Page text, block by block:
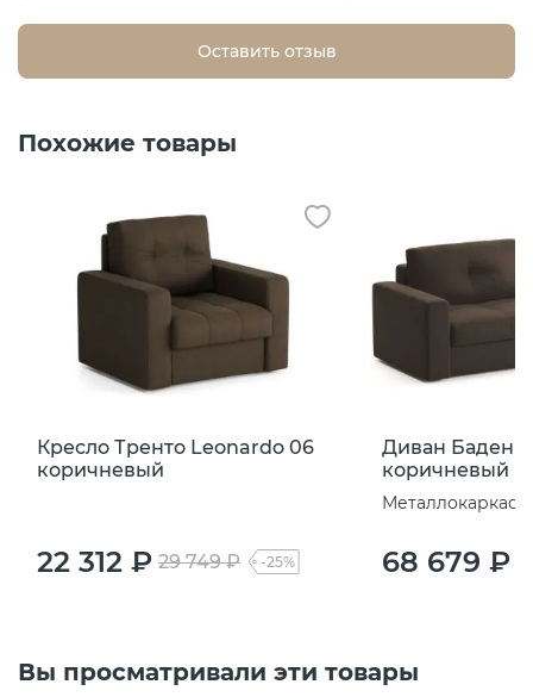
Оставить отзыв
Похожие товары
Кресло Тренто Leonardo 06
коричневый
22 312 ₽ 29 749 ₽ -25%
Диван Баден
коричневый
Металлокаркас
68 679 ₽
Вы просматривали эти товары